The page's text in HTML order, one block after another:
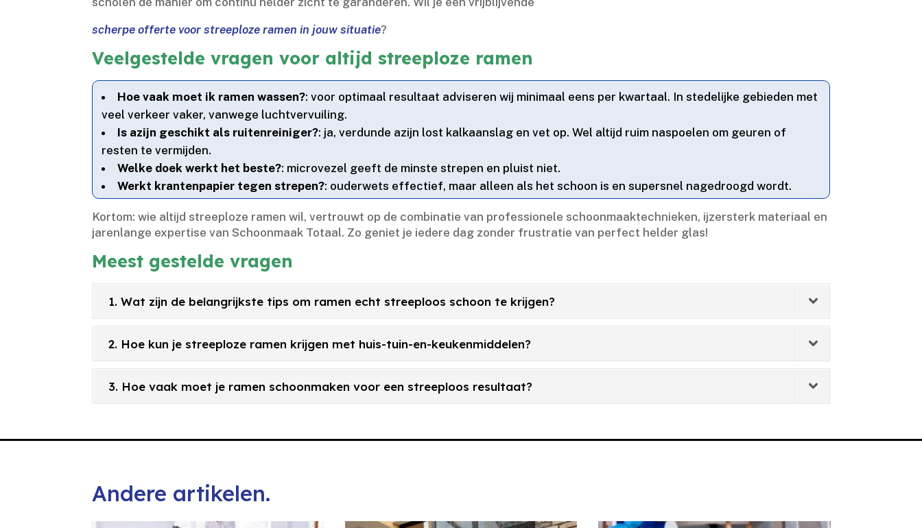
scherpe offerte voor streeploze ramen in jouw situatie?
Veelgestelde vragen voor altijd streeploze ramen
Hoe vaak moet ik ramen wassen?: voor optimaal resultaat adviseren wij minimaal eens per kwartaal.​ In stedelijke gebieden met
veel verkeer vaker, vanwege luchtvervuiling.​
Is azijn geschikt als ruitenreiniger?: ja, verdunde azijn lost kalkaanslag en vet op.​ Wel altijd ruim naspoelen om geuren of
resten te vermijden.​
Welke doek werkt het beste?: microvezel geeft de minste strepen en pluist niet.​
Werkt krantenpapier tegen strepen?: ouderwets effectief, maar alleen als het schoon is en supersnel nagedroogd wordt.​
Kortom: wie altijd streeploze ramen wil, vertrouwt op de combinatie van professionele schoonmaaktechnieken, ijzersterk materiaal en
jarenlange expertise van Schoonmaak Totaal.​ Zo geniet je iedere dag zonder frustratie van perfect helder glas!
Meest gestelde vragen
1. Wat zijn de belangrijkste tips om ramen echt streeploos schoon te krijgen?
2. Hoe kun je streeploze ramen krijgen met huis-tuin-en-keukenmiddelen?
3. Hoe vaak moet je ramen schoonmaken voor een streeploos resultaat?
Andere artikelen.